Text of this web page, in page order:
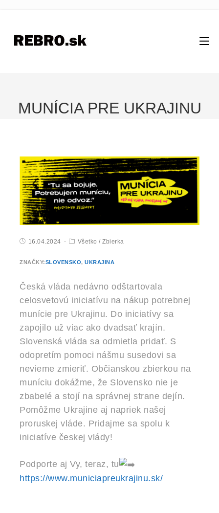
MUNÍCIA PRE UKRAJINU
16.04.2024 Všetko / Zbierka
ZNAČKY:SLOVENSKO, UKRAJINA
Česká vláda nedávno odštartovala
celosvetovú iniciatívu na nákup potrebnej
munície pre Ukrajinu. Do iniciatívy sa
zapojilo už viac ako dvadsať krajín.
Slovenská vláda sa odmietla pridať. S
odopretím pomoci nášmu susedovi sa
nevieme zmieriť. Občianskou zbierkou na
muníciu dokážme, že Slovensko nie je
zbabelé a stojí na správnej strane dejín.
Pomôžme Ukrajine aj napriek našej
proruskej vláde. Pridajme sa spolu k
iniciatíve českej vlády!
Podporte aj Vy, teraz, tu
https://www.municiapreukrajinu.sk/